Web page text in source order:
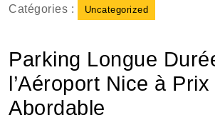
Catégories : Uncategorized
Parking Longue
l’Aéroport Nice à Prix
Abordable